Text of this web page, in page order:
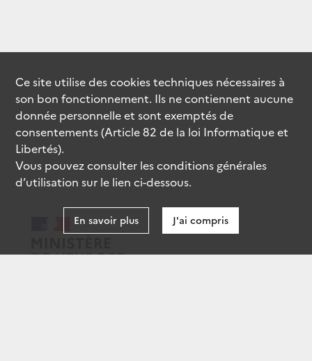
Ce site utilise descookiestechniques nécessaires à
son bon fonctionnement. Ils ne contiennent aucune
donnée personnelle et sont exemptés de
consentements (Article 82 de la loi Informatique et
Libertés).
Vous pouvez consulter les conditions générales
d’utilisation sur le lien ci-dessous.
En savoir plus J'ai compris